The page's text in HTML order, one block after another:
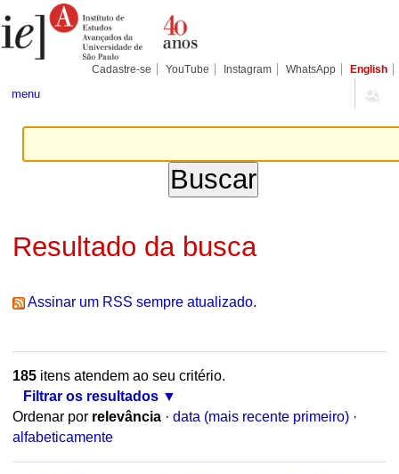
para
conteúdo.
Pessoais
Cadastre-se YouTube Instagram WhatsApp English
menu
Resultado da busca
Assinar um RSS sempre atualizado.
185itens atendem ao seu critério.
Filtrar os resultados
Ordenar por relevância · data (mais recente primeiro) ·
alfabeticamente